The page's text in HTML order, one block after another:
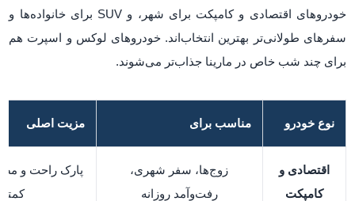
خودروهای اقتصادی و کامپکت برای شهر، و SUV برای خانواده‌ها و
سفرهای طولانی‌تر بهترین انتخاب‌اند. خودروهای لوکس و اسپرت هم
برای چند شب خاص در مارینا جذاب‌تر می‌شوند.
نوع خودرو مناسب برای مزیت اصلی
اقتصادی و
کامپکت
زوج‌ها، سفر شهری،
رفت‌وآمد روزانه
پارک راحت و
کمتر